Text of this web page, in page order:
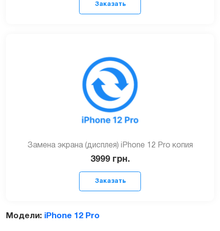
Заказать
Замена экрана (дисплея) iPhone 12 Pro копия
3999 грн.
Модели: iPhone 12 Pro